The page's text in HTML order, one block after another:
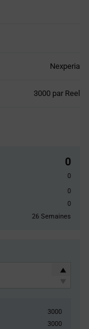
Nexperia
3000 par Reel
0
0
0
0
26 Semaines
3000
3000